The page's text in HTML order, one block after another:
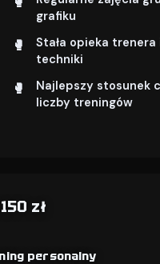
grafiku
Stała opieka trenera
techniki
Najlepszy stosunek
liczby treningów
zł
personalny